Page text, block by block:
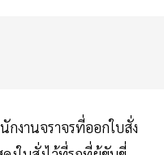
งานจราจรที่ออกใบสั่ง